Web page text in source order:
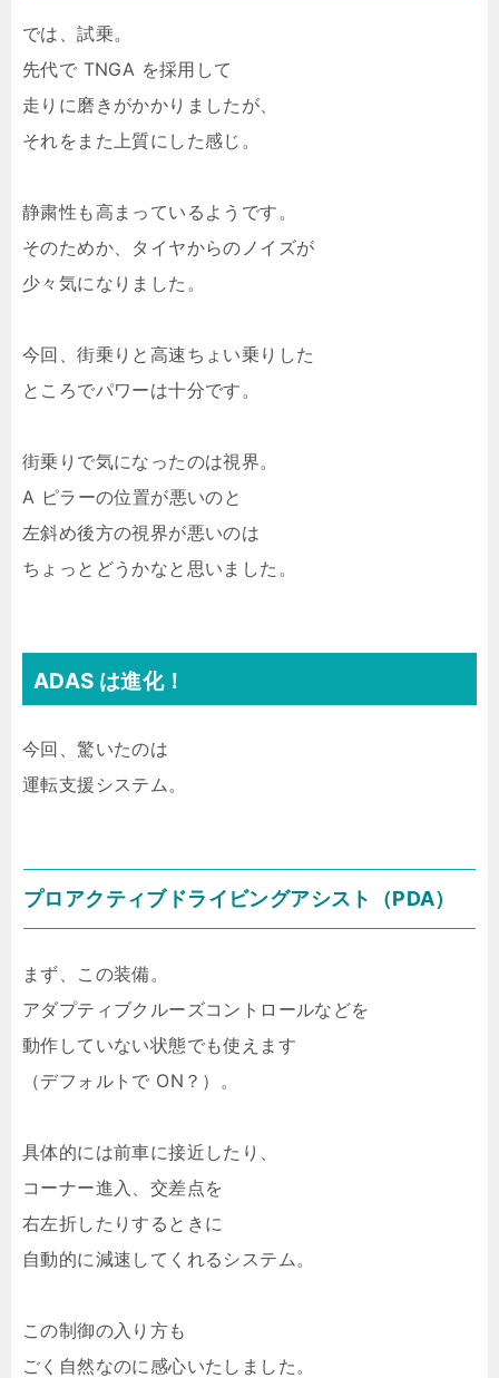
では、試乗。
先代で TNGA を採用して
走りに磨きがかかりましたが、
それをまた上質にした感じ。
静粛性も高まっているようです。
そのためか、タイヤからのノイズが
少々気になりました。
今回、街乗りと高速ちょい乗りした
ところでパワーは十分です。
街乗りで気になったのは視界。
A ピラーの位置が悪いのと
左斜め後方の視界が悪いのは
ちょっとどうかなと思いました。
ADAS は進化！
今回、驚いたのは
運転支援システム。
プロアクティブドライビングアシスト（PDA）
まず、この装備。
アダプティブクルーズコントロールなどを
動作していない状態でも使えます
（デフォルトで ON？）。
具体的には前車に接近したり、
コーナー進入、交差点を
右左折したりするときに
自動的に減速してくれるシステム。
この制御の入り方も
ごく自然なのに感心いたしました。